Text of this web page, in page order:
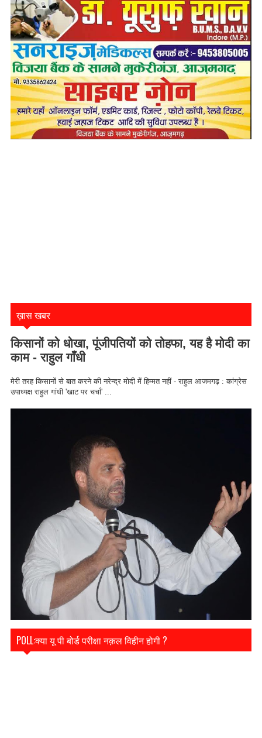
ख़ास खबर
किसानों को धोखा, पूंजीपतियों को तोहफा, यह है मोदी का
काम - राहुल गाँधी
मेरी तरह किसानों से बात करने की नरेन्द्र मोदी में हिम्मत नहीं - राहुल आजमगढ़ : कांग्रेस
उपाध्यक्ष राहुल गांधी 'खाट पर चर्चा' ...
POLL:क्या यू पी बोर्ड परीक्षा नक़ल विहीन होगी ?